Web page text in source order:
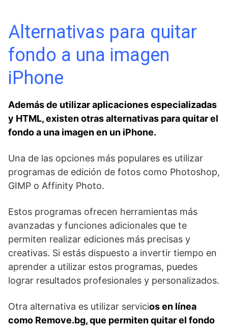
Alternativas para quitar
fondo a una imagen
⁤iPhone
Además de utilizar aplicaciones especializadas
y HTML, existen otras alternativas para quitar el
fondo a una imagen en un iPhone.
Una de las opciones más populares es utilizar
programas de edición de fotos como Photoshop,
GIMP o Affinity Photo.
Estos programas ofrecen herramientas más
avanzadas y​ funciones adicionales que te
permiten realizar‍ ediciones‌ más precisas y
creativas. Si ​estás dispuesto ​a invertir tiempo en
aprender a utilizar estos programas, puedes
lograr resultados‌ profesionales y personalizados.
Otra ⁤alternativa es utilizar servicios en ⁤línea
como ⁣Remove.bg, que permiten quitar el fondo